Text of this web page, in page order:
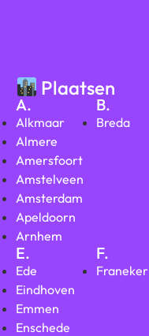
Plaatsen
A.
Alkmaar
Almere
Amersfoort
Amstelveen
Amsterdam
Apeldoorn
Arnhem
B.
Breda
E.
Ede
Eindhoven
Emmen
Enschede
F.
Franeker